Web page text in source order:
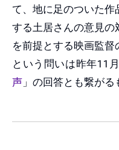
て、地に足のついた
する土居さんの意見
を前提とする映画監督
という問いは昨年11
声 」の回答とも繋がる